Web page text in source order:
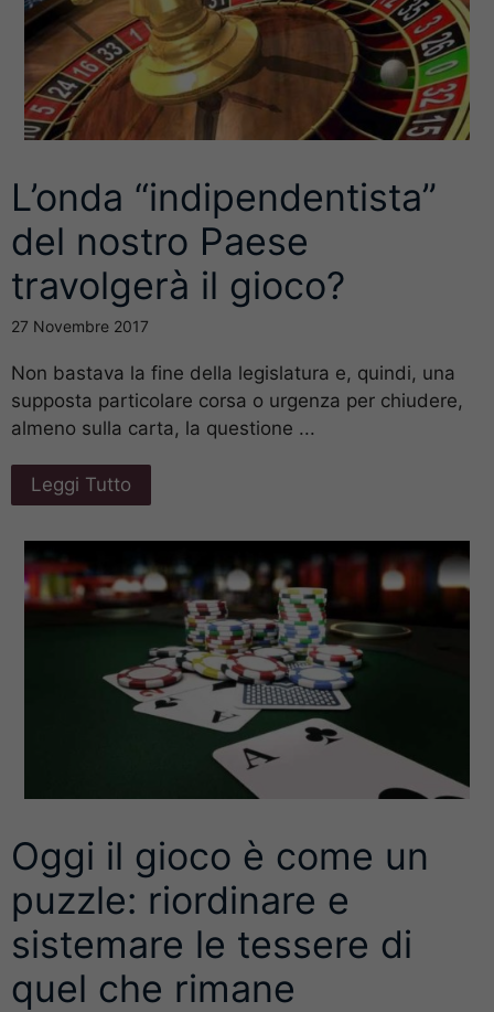
L’onda “indipendentista”
del nostro Paese
travolgerà il gioco?
27 Novembre 2017
Non bastava la fine della legislatura e, quindi, una
supposta particolare corsa o urgenza per chiudere,
almeno sulla carta, la questione ...
Leggi Tutto
Oggi il gioco è come un
puzzle: riordinare e
sistemare le tessere di
quel che rimane